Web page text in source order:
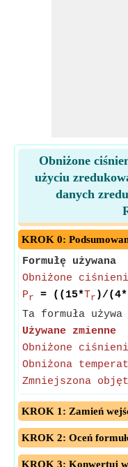
Obniżone
użyciu
danych
KROK 0:
Formułę używana
Obniżone
Pr = ((15*Tr )/
Ta formuła używa
Używane zmienne
Obniżone
Obniżona
Zmniejszona
KROK 1: Zamień
KROK 2: Oceń
KROK 3: Konwertuj